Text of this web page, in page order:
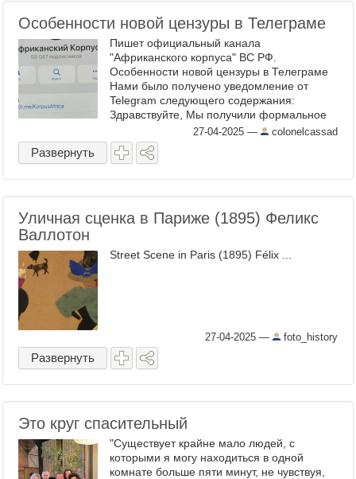
Особенности новой цензуры в Телеграме
Пишет официальный канала
"Африканского корпуса" ВС РФ.
Особенности новой цензуры в Телеграме
Нами было получено уведомление от
Telegram следующего содержания:
Здравствуйте, Мы получили формальное
уведомление от Google в отношении
контента, размещённого в Вашем канале
...
27-04-2025 — colonelcassad
Развернуть
Уличная сценка в Париже (1895) Феликс
Валлотон
Street Scene in Paris (1895) Félix ...
27-04-2025 — foto_history
Развернуть
Это круг спасительный
"Существует крайне мало людей, с
которыми я могу находиться в одной
комнате больше пяти минут, не чувствуя,